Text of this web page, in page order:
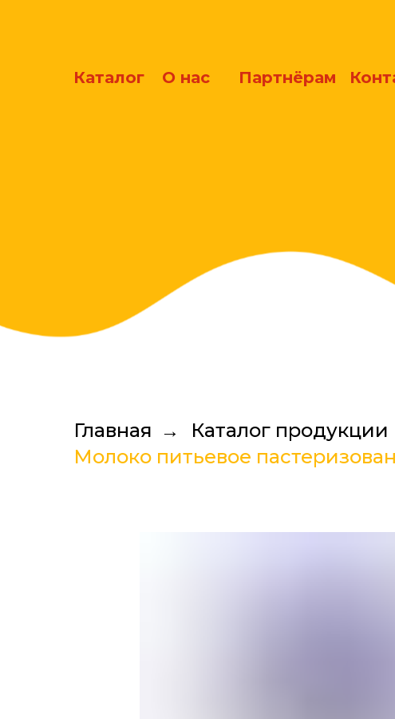
Каталог О нас Партнёрам
Главная → Каталог продукции
Молоко питьевое